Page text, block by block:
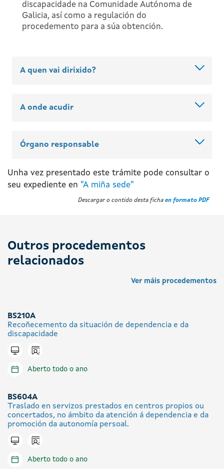
discapacidade na Comunidade Autónoma de
Galicia, así como a regulación do
procedemento para a súa obtención.
A quen vai dirixido?
A onde acudir
Órgano responsable
Unha vez presentado este trámite pode consultar o
seu expediente en "A miña sede"
Descargar o contido desta ficha en formato PDF
Outros procedementos
relacionados
Ver máis procedementos
BS210A
Recoñecemento da situación de dependencia e da
discapacidade
Tramitar en liña
Icono presencial
Aberto todo o ano
BS604A
Traslado en servizos prestados en centros propios ou
concertados, no ámbito da atención á dependencia e da
promoción da autonomía persoal.
Tramitar en liña
Icono presencial
Aberto todo o ano